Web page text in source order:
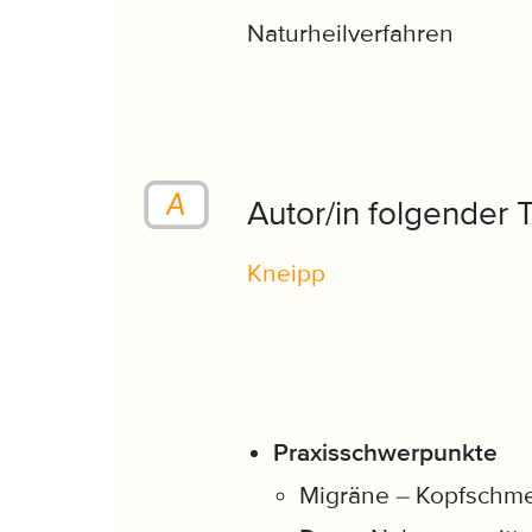
Naturheilverfahren
Autor/in folgender
Kneipp
Praxisschwerpunkte
Migräne –